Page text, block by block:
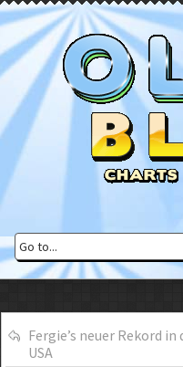
Fergie’s neuer Rekord in
USA